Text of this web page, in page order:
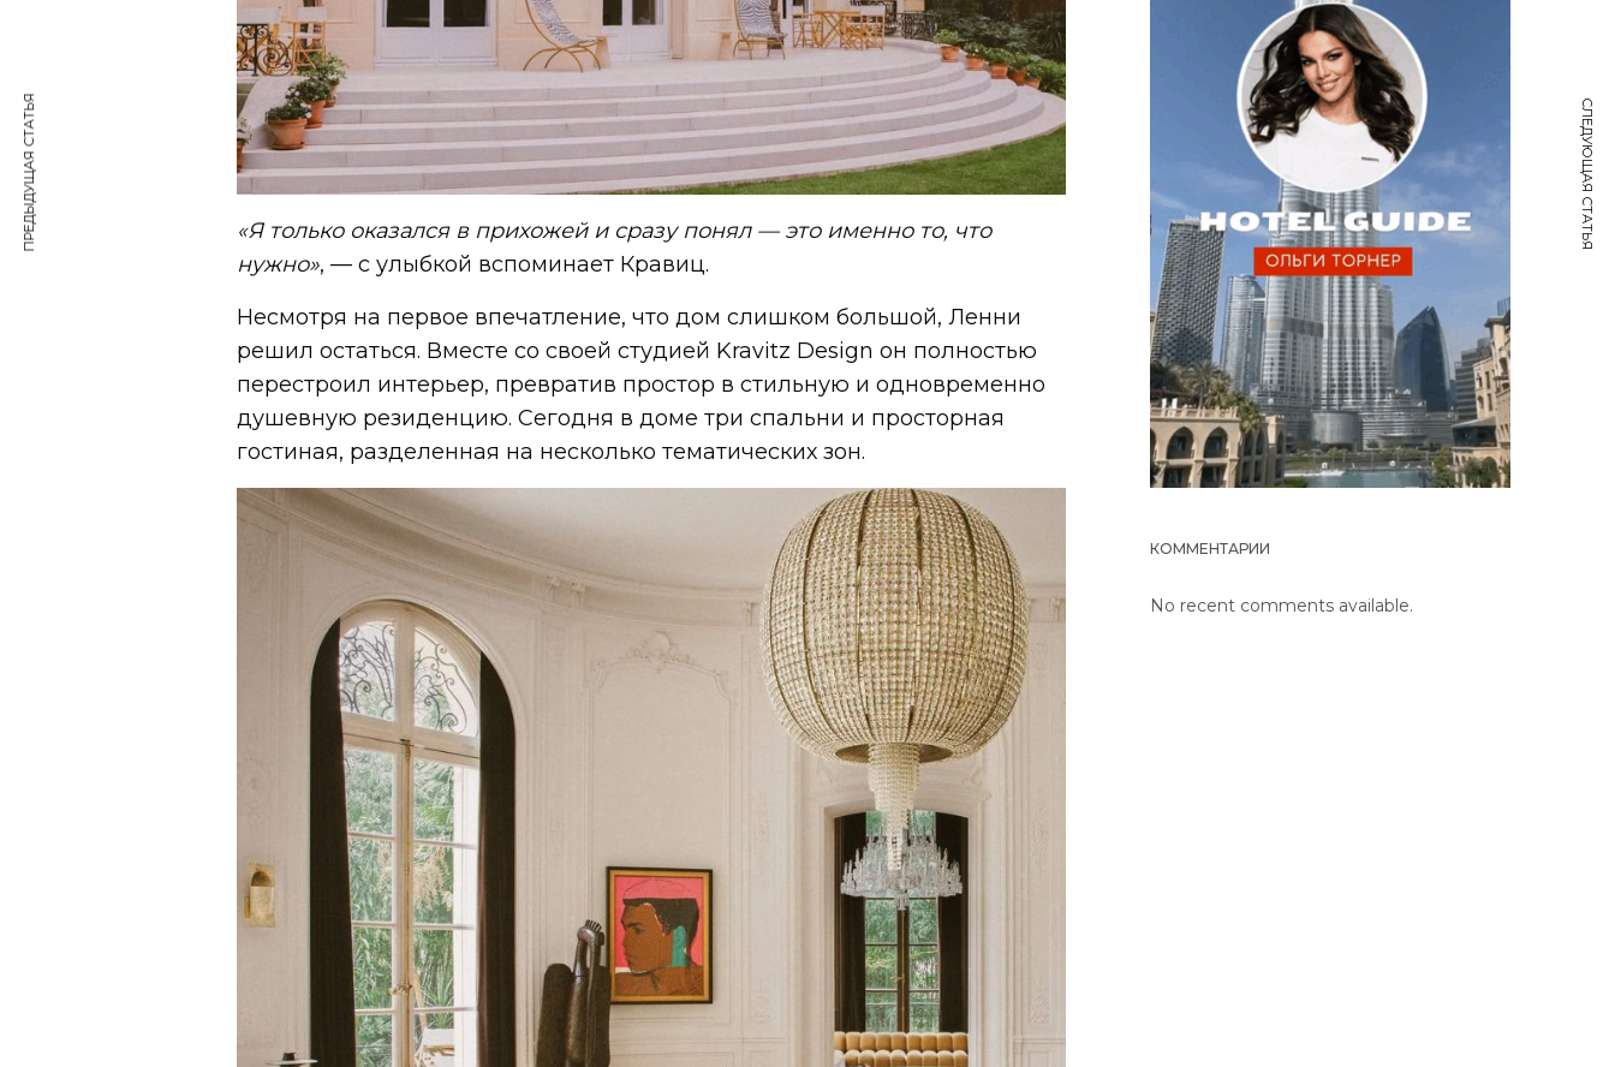
«Я только оказался в прихожей и сразу понял — это именно то, что
нужно», — с улыбкой вспоминает Кравиц.
Несмотря на первое впечатление, что дом слишком большой, Ленни
решил остаться. Вместе со своей студией Kravitz Design он полностью
перестроил интерьер, превратив простор в стильную и одновременно
душевную резиденцию. Сегодня в доме три спальни и просторная
гостиная, разделенная на несколько тематических зон.
КОММЕНТАРИИ
No recent comments available.
ПРЕДЫДУЩАЯ СТАТЬЯ СЛЕДУЮЩАЯ СТАТЬЯ